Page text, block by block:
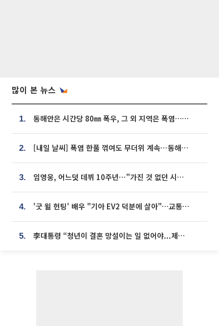
많이 본 뉴스
1. 동해안은 시간당 80㎜ 폭우, 그 외 지역은 폭염…‘극과 극 날씨’
2. [내일 날씨] 폭염 한풀 꺾여도 무더위 계속⋯동해안 이틀 연속 비
3. 임영웅, 어느덧 데뷔 10주년⋯"가진 것 없던 시절, 내 앞엔 20명의 팬뿐"
4. '굿 윌 헌팅' 배우 "기아 EV2 덕분에 살아"…교통사고 후 안전성 극찬
5. 李대통령 “청년이 결혼 망설이는 일 없어야...제도상 불이익 조사”